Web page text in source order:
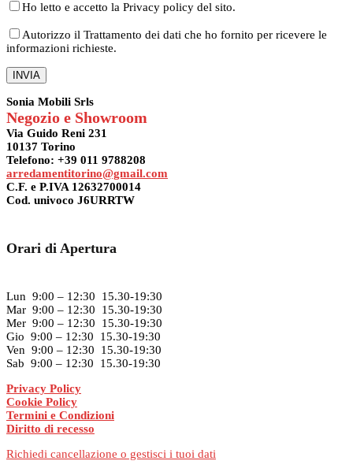
Ho letto e accetto la Privacy policy del sito.
Autorizzo il Trattamento dei dati che ho fornito per ricevere le
informazioni richieste.
Sonia Mobili Srls
Negozio e Showroom
Via Guido Reni 231
10137 Torino
Telefono: +39 011 9788208
arredamentitorino@gmail.com
C.F. e P.IVA 12632700014
Cod. univoco J6URRTW
Orari di Apertura
Lun 9:00 – 12:30 15.30-19:30
Mar 9:00 – 12:30 15.30-19:30
Mer 9:00 – 12:30 15.30-19:30
Gio 9:00 – 12:30 15.30-19:30
Ven 9:00 – 12:30 15.30-19:30
Sab 9:00 – 12:30 15.30-19:30
Privacy Policy
Cookie Policy
Termini e Condizioni
Diritto di recesso
Richiedi cancellazione o gestisci i tuoi dati